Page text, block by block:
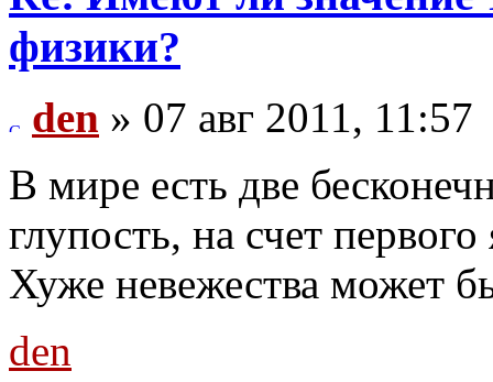
физики?
den » 07 авг 2011, 11:57
В мире есть две
глупость, на счет
Хуже невежества может
den